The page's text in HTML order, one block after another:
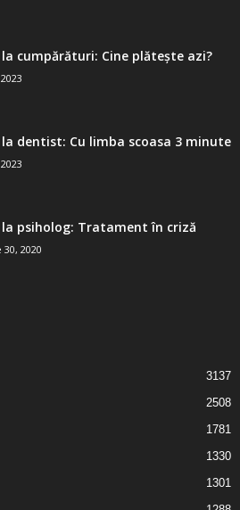
cumpărături: Cine plătește azi?
dentist: Cu limba scoasa 3 minute
la psiholog: Tratament în criză
2020
3137
2508
1781
1330
1301